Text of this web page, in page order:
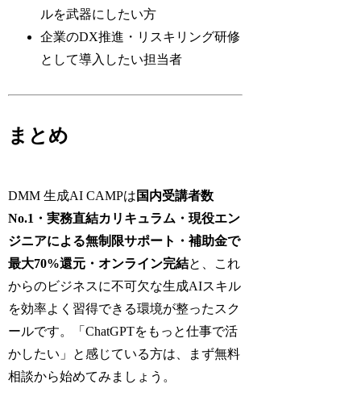
ルを武器にしたい方
企業のDX推進・リスキリング研修
として導入したい担当者
まとめ
DMM 生成AI CAMPは 国内受講者数
No.1・実務直結カリキュラム・現役エン
ジニアによる無制限サポート・補助金で
最大70%還元・オンライン完結と、これ
からのビジネスに不可欠な生成AIスキル
を効率よく習得できる環境が整ったスク
ールです。「ChatGPTをもっと仕事で活
かしたい」と感じている方は、まず無料
相談から始めてみましょう。